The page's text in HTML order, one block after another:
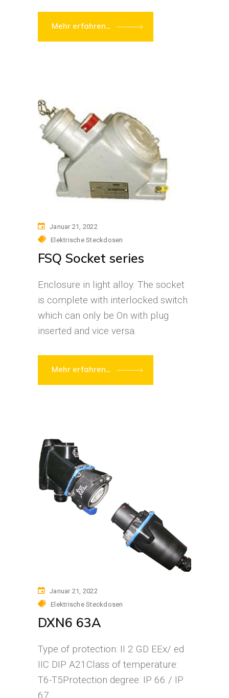
Mehr erfahren...
Januar 21, 2022
Elektrische Steckdosen
FSQ Socket series
Enclosure in light alloy. The socket
is complete with interlocked switch
which can only be On with plug
inserted and vice versa.
Mehr erfahren...
Januar 21, 2022
Elektrische Steckdosen
DXN6 63A
Type of protection: II 2 GD EEx/ ed
IIC DIP A21Class of temperature:
T6-T5Protection degree: IP 66 / IP
67